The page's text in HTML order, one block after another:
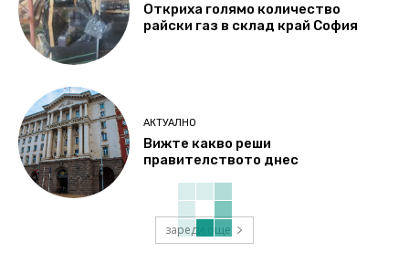
Откриха голямо количество
райски газ в склад край София
АКТУАЛНО
Вижте какво реши
правителството днес
зареди още